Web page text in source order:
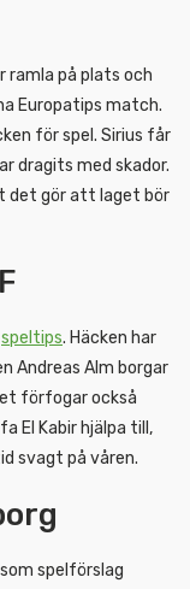
ramla på plats och
Europatips match.
för spel. Sirius får
dragits med skador.
det gör att laget bör
speltips. Häcken har
Andreas Alm borgar
förfogar också
El Kabir hjälpa till,
svagt på våren.
spelförslag